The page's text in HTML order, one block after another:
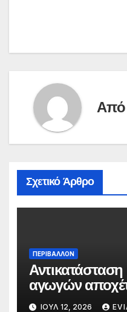
Από
Σχετικό Άρθρο
ΠΕΡΙΒΑΛΛΟΝ
Αντικατάσταση
αγωγών
Χαλκίδα τον
ΙΟΎΛ 12, 2026